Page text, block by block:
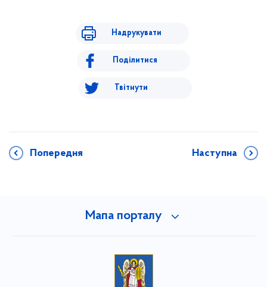
Надрукувати
Поділитися
Твітнути
Попередня Наступна
Мапа порталу